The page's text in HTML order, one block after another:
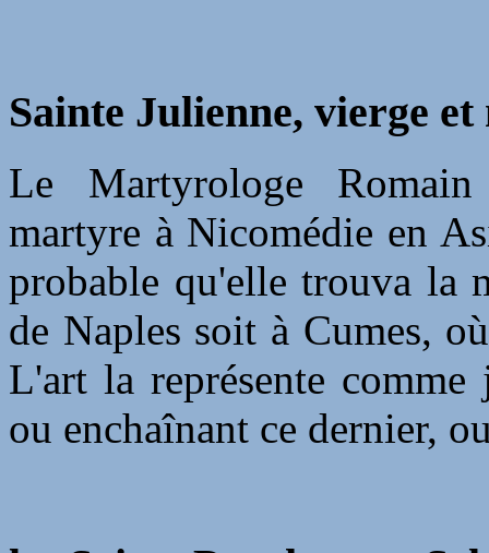
Sainte Julienne, vierge
Le Martyrologe
martyre à Nicomédie en
probable qu'elle trouva la
de Naples soit à Cumes,
L'art la représente
ou enchaînant ce dernier,